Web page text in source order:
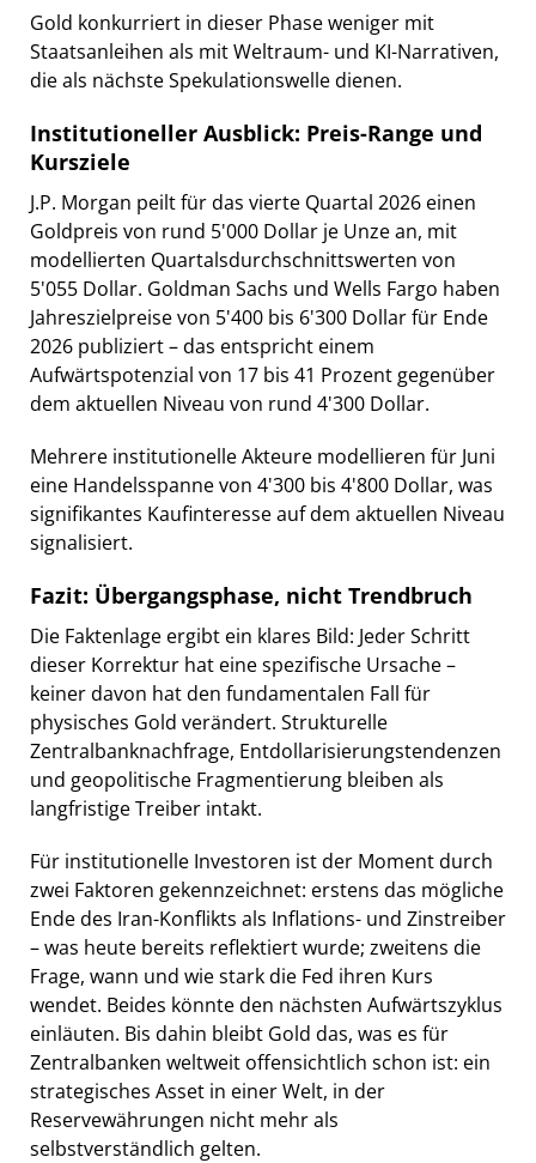
Gold konkurriert in dieser Phase weniger mit
Staatsanleihen als mit Weltraum- und KI-Narrativen,
die als nächste Spekulationswelle dienen.
Institutioneller Ausblick: Preis-Range und
Kursziele
J.P. Morgan peilt für das vierte Quartal 2026 einen
Goldpreis von rund 5'000 Dollar je Unze an, mit
modellierten Quartalsdurchschnittswerten von
5'055 Dollar. Goldman Sachs und Wells Fargo haben
Jahreszielpreise von 5'400 bis 6'300 Dollar für Ende
2026 publiziert – das entspricht einem
Aufwärtspotenzial von 17 bis 41 Prozent gegenüber
dem aktuellen Niveau von rund 4'300 Dollar.
Mehrere institutionelle Akteure modellieren für Juni
eine Handelsspanne von 4'300 bis 4'800 Dollar, was
signifikantes Kaufinteresse auf dem aktuellen Niveau
signalisiert.
Fazit: Übergangsphase, nicht Trendbruch
Die Faktenlage ergibt ein klares Bild: Jeder Schritt
dieser Korrektur hat eine spezifische Ursache –
keiner davon hat den fundamentalen Fall für
physisches Gold verändert. Strukturelle
Zentralbanknachfrage, Entdollarisierungstendenzen
und geopolitische Fragmentierung bleiben als
langfristige Treiber intakt.
Für institutionelle Investoren ist der Moment durch
zwei Faktoren gekennzeichnet: erstens das mögliche
Ende des Iran-Konflikts als Inflations- und Zinstreiber
– was heute bereits reflektiert wurde; zweitens die
Frage, wann und wie stark die Fed ihren Kurs
wendet. Beides könnte den nächsten Aufwärtszyklus
einläuten. Bis dahin bleibt Gold das, was es für
Zentralbanken weltweit offensichtlich schon ist: ein
strategisches Asset in einer Welt, in der
Reservewährungen nicht mehr als
selbstverständlich gelten.